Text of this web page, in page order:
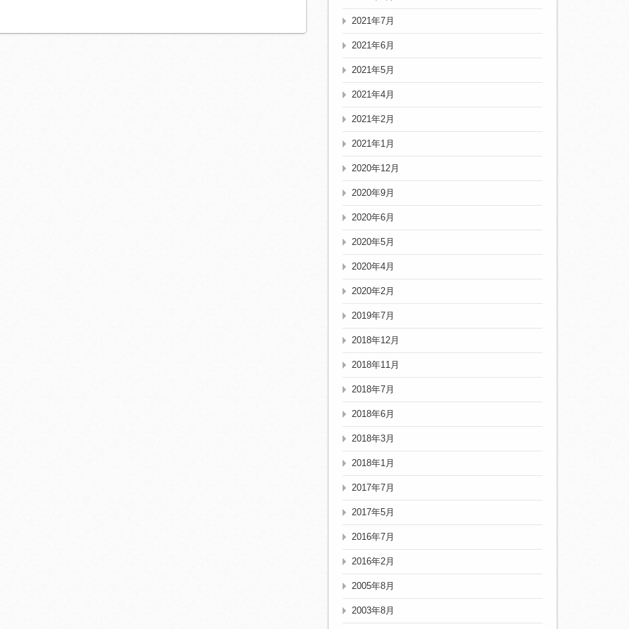
2021年7月
2021年6月
2021年5月
2021年4月
2021年2月
2021年1月
2020年12月
2020年9月
2020年6月
2020年5月
2020年4月
2020年2月
2019年7月
2018年12月
2018年11月
2018年7月
2018年6月
2018年3月
2018年1月
2017年7月
2017年5月
2016年7月
2016年2月
2005年8月
2003年8月